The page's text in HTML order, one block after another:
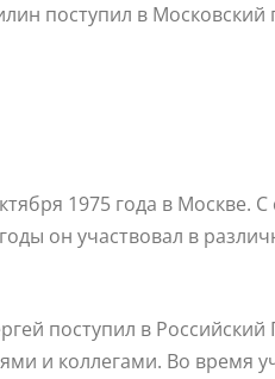
поступил в Московский
1975 года в Москве.
он участвовал в
поступил в Российский
и коллегами. Во время